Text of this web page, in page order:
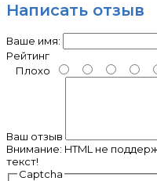
Написать отзыв
Ваше имя:
Рейтинг
Плохо
Ваш отзыв
Внимание: HTML не
текст!
Captcha